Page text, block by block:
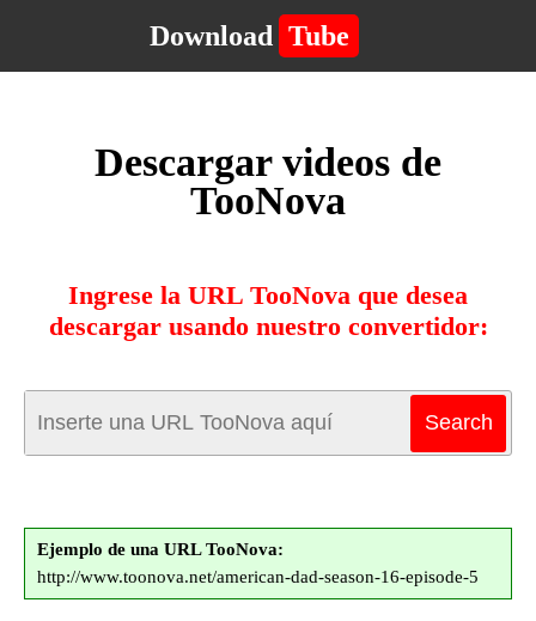
Download Tube
Descargar videos de
TooNova
Ingrese la URL TooNova que desea
descargar usando nuestro convertidor:
Ejemplo de una URL TooNova:
http://www.toonova.net/american-dad-season-16-episode-5